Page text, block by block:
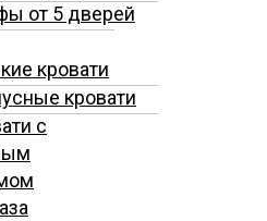
от 5 дверей
кровати
кровати
с